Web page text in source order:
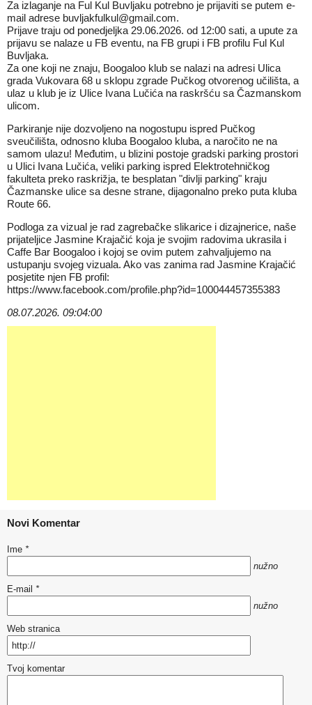
Za izlaganje na Ful Kul Buvljaku potrebno je prijaviti se putem e-
mail adrese buvljakfulkul@gmail.com.
Prijave traju od ponedjeljka 29.06.2026. od 12:00 sati, a upute za
prijavu se nalaze u FB eventu, na FB grupi i FB profilu Ful Kul
Buvljaka.
Za one koji ne znaju, Boogaloo klub se nalazi na adresi Ulica
grada Vukovara 68 u sklopu zgrade Pučkog otvorenog učilišta, a
ulaz u klub je iz Ulice Ivana Lučića na raskršću sa Čazmanskom
ulicom.
Parkiranje nije dozvoljeno na nogostupu ispred Pučkog
sveučilišta, odnosno kluba Boogaloo kluba, a naročito ne na
samom ulazu! Međutim, u blizini postoje gradski parking prostori
u Ulici Ivana Lučića, veliki parking ispred Elektrotehničkog
fakulteta preko raskrižja, te besplatan "divlji parking" kraju
Čazmanske ulice sa desne strane, dijagonalno preko puta kluba
Route 66.
Podloga za vizual je rad zagrebačke slikarice i dizajnerice, naše
prijateljice Jasmine Krajačić koja je svojim radovima ukrasila i
Caffe Bar Boogaloo i kojoj se ovim putem zahvaljujemo na
ustupanju svojeg vizuala. Ako vas zanima rad Jasmine Krajačić
posjetite njen FB profil:
https://www.facebook.com/profile.php?id=100044457355383
08.07.2026. 09:04:00
Novi Komentar
Ime *
nužno
E-mail *
nužno
Web stranica
Tvoj komentar